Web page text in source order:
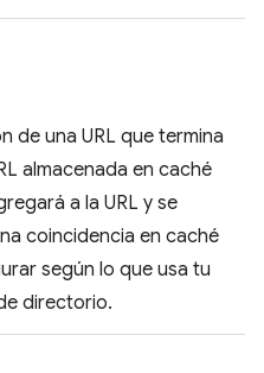
de una URL que termina
almacenada en caché
a la URL y se
coincidencia en caché
según lo que usa tu
directorio.